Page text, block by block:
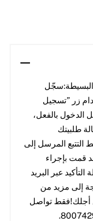
البسيطة:سجّل
زر ”تسجيل
بالفعل،
طلبيتك
التتبع المرسل إلى
قمت بإجراء
عبر البريد
إلى مزيد من
أجلك!فقط تواصل